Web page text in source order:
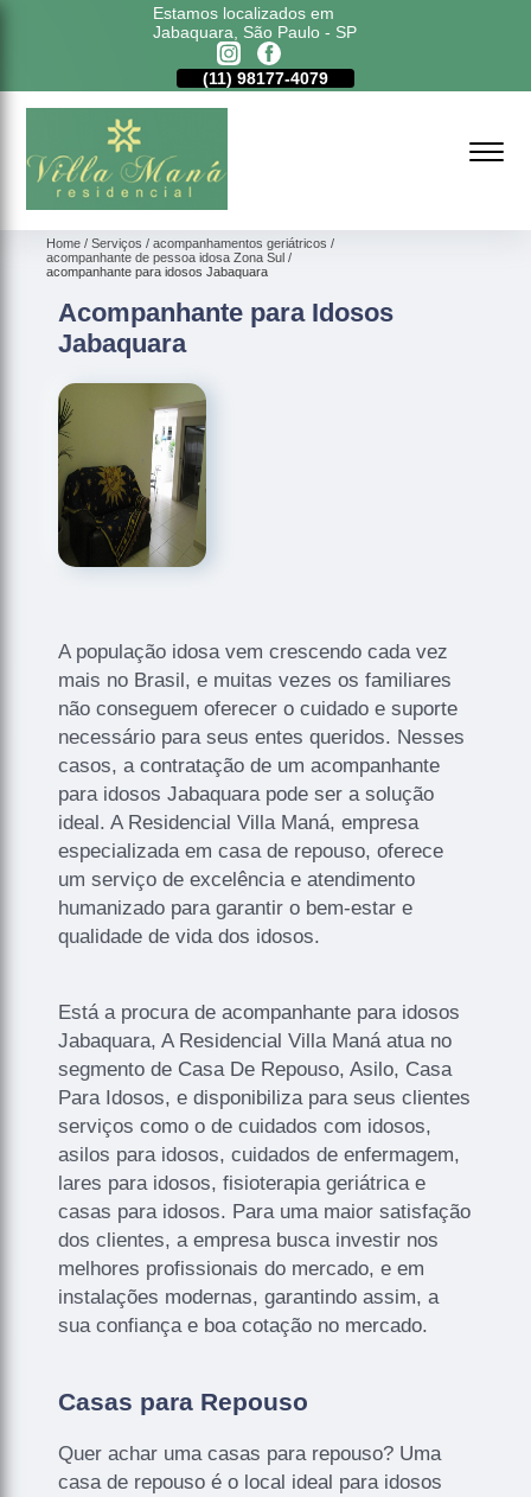
Estamos localizados em
Jabaquara, São Paulo - SP
(11)98177-4079
Home Serviços
acompanhamentos geriátricos
acompanhante de pessoa idosa Zona Sul
acompanhante para idosos Jabaquara
Acompanhante para Idosos
Jabaquara
A população idosa vem crescendo cada vez
mais no Brasil, e muitas vezes os familiares
não conseguem oferecer o cuidado e suporte
necessário para seus entes queridos. Nesses
casos, a contratação de um acompanhante
para idosos Jabaquara pode ser a solução
ideal. A Residencial Villa Maná, empresa
especializada em casa de repouso, oferece
um serviço de excelência e atendimento
humanizado para garantir o bem-estar e
qualidade de vida dos idosos.
Está a procura de acompanhante para idosos
Jabaquara, A Residencial Villa Maná atua no
segmento de Casa De Repouso, Asilo, Casa
Para Idosos, e disponibiliza para seus clientes
serviços como o de cuidados com idosos,
asilos para idosos, cuidados de enfermagem,
lares para idosos, fisioterapia geriátrica e
casas para idosos. Para uma maior satisfação
dos clientes, a empresa busca investir nos
melhores profissionais do mercado, e em
instalações modernas, garantindo assim, a
sua confiança e boa cotação no mercado.
Casas para Repouso
Quer achar uma casas para repouso? Uma
casa de repouso é o local ideal para idosos